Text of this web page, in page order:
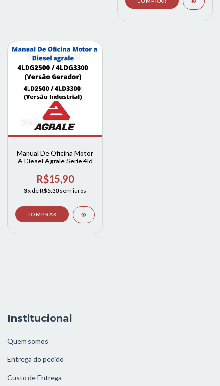
Manual De Oficina Motor
A Diesel Agrale Serie 4ld
R$15,90
3x de R$5,30 sem juros
Institucional
Quem somos
Entrega do pedido
Custo de Entrega